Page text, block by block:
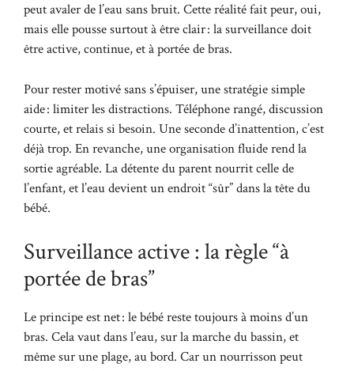
peut avaler de l’eau sans bruit. Cette réalité fait peur, oui,
mais elle pousse surtout à être clair : la surveillance doit
être active, continue, et à portée de bras.
Pour rester motivé sans s’épuiser, une stratégie simple
aide : limiter les distractions. Téléphone rangé, discussion
courte, et relais si besoin. Une seconde d’inattention, c’est
déjà trop. En revanche, une organisation fluide rend la
sortie agréable. La détente du parent nourrit celle de
l’enfant, et l’eau devient un endroit “sûr” dans la tête du
bébé.
Surveillance active : la règle “à
portée de bras”
Le principe est net : le bébé reste toujours à moins d’un
bras. Cela vaut dans l’eau, sur la marche du bassin, et
même sur une plage, au bord. Car un nourrisson peut